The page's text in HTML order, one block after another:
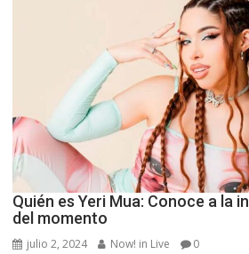
Quién es Yeri Mua: Conoce a la
del momento
julio 2, 2024 Now! in Live 0